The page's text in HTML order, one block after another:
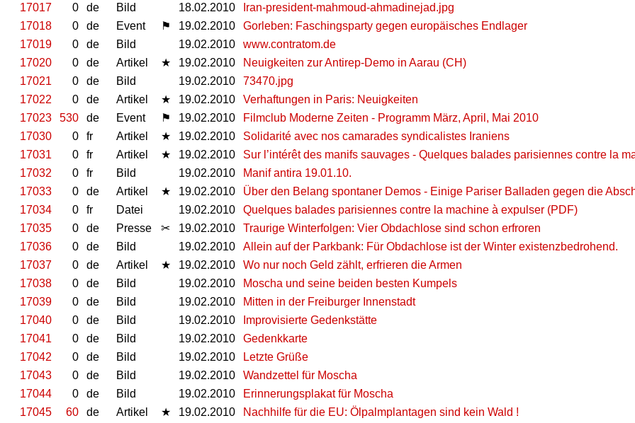
17017
0 de Bild 18.02.2010
Iran-president-mahmoud-ahmadinejad.jpg
17018
0 de Event ⚑ 19.02.2010
Gorleben: Faschingsparty gegen europäisches Endlager
17019
0 de Bild 19.02.2010
www.contratom.de
17020
0 de Artikel ★ 19.02.2010
Neuigkeiten zur Antirep-Demo in Aarau (CH)
17021
0 de Bild 19.02.2010
73470.jpg
17022
0 de Artikel ★ 19.02.2010
Verhaftungen in Paris: Neuigkeiten
17023
530 de Event ⚑ 19.02.2010
Filmclub Moderne Zeiten - Programm März, April, Mai 2010
17030
0 fr Artikel ★ 19.02.2010
Solidarité avec nos camarades syndicalistes Iraniens
17031
0 fr Artikel ★ 19.02.2010
Sur l’intérêt des manifs sauvages - Quelques balades parisiennes contre la
17032
0 fr Bild 19.02.2010
Manif antira 19.01.10.
17033
0 de Artikel ★ 19.02.2010
Über den Belang spontaner Demos - Einige Pariser Balladen gegen die
17034
0 fr Datei 19.02.2010
Quelques balades parisiennes contre la machine à expulser (PDF)
17035
0 de Presse ✂ 19.02.2010
Traurige Winterfolgen: Vier Obdachlose sind schon erfroren
17036
0 de Bild 19.02.2010
Allein auf der Parkbank: Für Obdachlose ist der Winter existenzbedrohend.
17037
0 de Artikel ★ 19.02.2010
Wo nur noch Geld zählt, erfrieren die Armen
17038
0 de Bild 19.02.2010
Moscha und seine beiden besten Kumpels
17039
0 de Bild 19.02.2010
Mitten in der Freiburger Innenstadt
17040
0 de Bild 19.02.2010
Improvisierte Gedenkstätte
17041
0 de Bild 19.02.2010
Gedenkkarte
17042
0 de Bild 19.02.2010
Letzte Grüße
17043
0 de Bild 19.02.2010
Wandzettel für Moscha
17044
0 de Bild 19.02.2010
Erinnerungsplakat für Moscha
17045
60 de Artikel ★ 19.02.2010
Nachhilfe für die EU: Ölpalmplantagen sind kein Wald !